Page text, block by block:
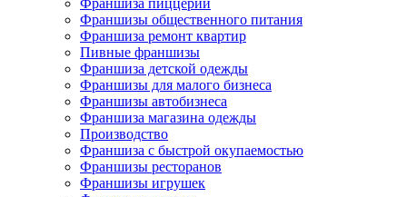
Франшиза пиццерии
Франшизы общественного питания
Франшиза ремонт квартир
Пивные франшизы
Франшиза детской одежды
Франшизы для малого бизнеса
Франшизы автобизнеса
Франшиза магазина одежды
Производство
Франшиза с быстрой окупаемостью
Франшизы ресторанов
Франшизы игрушек